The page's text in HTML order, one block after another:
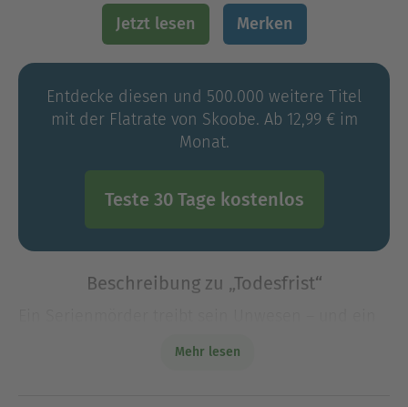
Jetzt lesen Merken
Entdecke diesen und 500.000 weitere Titel
mit der Flatrate von Skoobe. Ab 12,99 € im
Monat.
Teste 30 Tage kostenlos
Beschreibung zu „Todesfrist“
Inspiration.»Wenn Sie innerhalb von 48 Stunden
Mehr lesen